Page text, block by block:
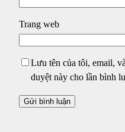
Trang web
Lưu tên của tôi, email,
duyệt này cho lần bình